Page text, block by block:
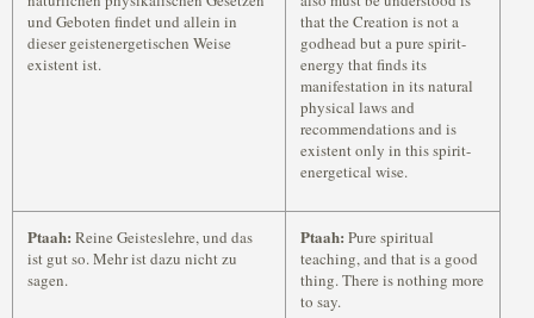
und Geboten findet und allein in
dieser geistenergetischen Weise
existent ist.
that the Creation is not a
godhead but a pure spirit-
energy that finds its
manifestation in its natural
physical laws and
recommendations and is
existent only in this spirit-
energetical wise.
Ptaah: Reine Geisteslehre, und das
ist gut so. Mehr ist dazu nicht zu
sagen.
Ptaah: Pure spiritual
teaching, and that is a good
thing. There is nothing more
to say.